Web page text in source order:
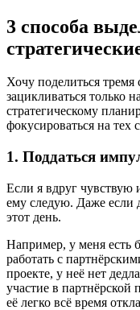
3 способа
Хочу поделиться
зацикливаться только
стратегическому
фокусироваться на
1. Поддаться
Если я вдруг чувствую
ему следую. Даже если
этот день.
Например, у меня есть
работать с
проекте, у неё нет
участие в
её легко всё время